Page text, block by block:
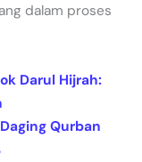
dalam proses
Darul Hijrah:
Qurban